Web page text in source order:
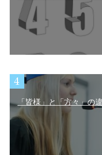
「皆様」と「方々」の